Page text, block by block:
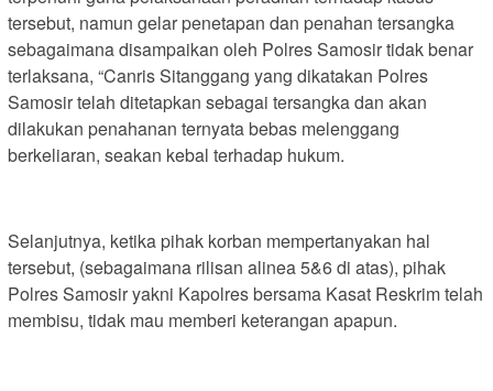
tersebut, namun gelar penetapan dan penahan tersangka
sebagaimana disampaikan oleh Polres Samosir tidak benar
terlaksana, “Canris Sitanggang yang dikatakan Polres
Samosir telah ditetapkan sebagai tersangka dan akan
dilakukan penahanan ternyata bebas melenggang
berkeliaran, seakan kebal terhadap hukum.
Selanjutnya, ketika pihak korban mempertanyakan hal
tersebut, (sebagaimana rilisan alinea 5&6 di atas), pihak
Polres Samosir yakni Kapolres bersama Kasat Reskrim telah
membisu, tidak mau memberi keterangan apapun.